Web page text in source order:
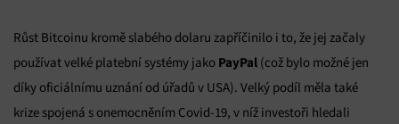
Růst Bitcoinu kromě slabého dolaru zapříčinilo i to, že jej začaly
používat velké platební systémy jako PayPal (což bylo možné jen
díky oficiálnímu uznání od úřadů v USA). Velký podíl měla také
krize spojená s onemocněním Covid-19, v níž investoři hledali